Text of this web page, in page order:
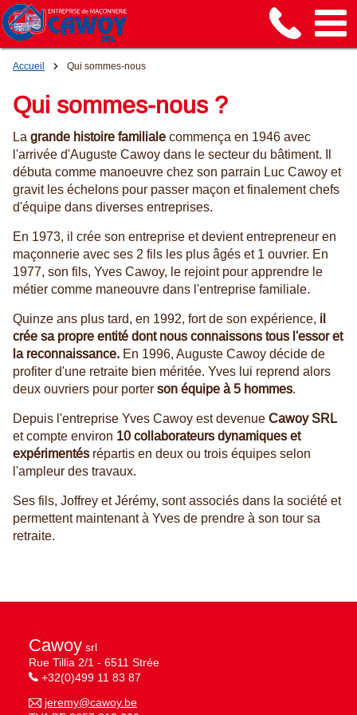
Accueil Qui sommes-nous
Qui sommes-nous ?
La grande histoire familiale commença en 1946 avec
l'arrivée d'Auguste Cawoy dans le secteur du bâtiment. Il
débuta comme manoeuvre chez son parrain Luc Cawoy et
gravit les échelons pour passer maçon et finalement chefs
d'équipe dans diverses entreprises.
En 1973, il crée son entreprise et devient entrepreneur en
maçonnerie avec ses 2 fils les plus âgés et 1 ouvrier. En
1977, son fils, Yves Cawoy, le rejoint pour apprendre le
métier comme maneouvre dans l'entreprise familiale.
Quinze ans plus tard, en 1992, fort de son expérience, il
crée sa propre entité dont nous connaissons tous l'essor et
la reconnaissance. En 1996, Auguste Cawoy décide de
profiter d'une retraite bien méritée. Yves lui reprend alors
deux ouvriers pour porter son équipe à 5 hommes.
Depuis l'entreprise Yves Cawoy est devenue Cawoy SRL
et compte environ 10 collaborateurs dynamiques et
expérimentés répartis en deux ou trois équipes selon
l'ampleur des travaux.
Ses fils, Joffrey et Jérémy, sont associés dans la société et
permettent maintenant à Yves de prendre à son tour sa
retraite.
Cawoy srl
Rue Tillia 2/1 - 6511 Strée
+32(0)499 11 83 87
jeremy@cawoy.be